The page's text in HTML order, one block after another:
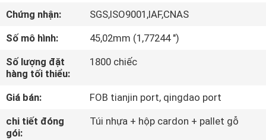
CHÚNG
TÔI
THAM
QUAN
Chứng nhận:
SGS,ISO9001,IAF,CNAS
Số mô hình:
45,02mm (1,77244 ")
Số lượng đặt
hàng tối thiểu:
1800 chiếc
Giá bán:
FOB tianjin port, qingdao port
chi tiết đóng
gói:
Túi nhựa + hộp cardon + pallet gỗ